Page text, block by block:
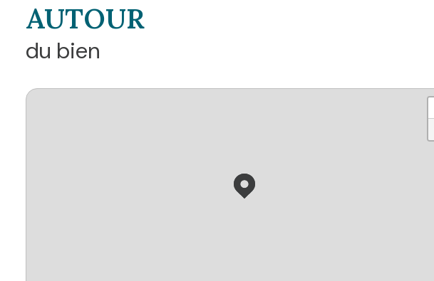
AUTOUR
du bien